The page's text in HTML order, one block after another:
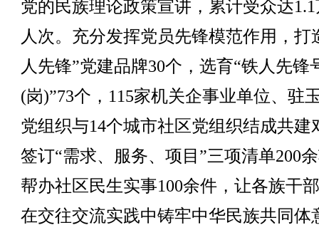
党的民族理论政策宣讲，累计受众达
人次。充分发挥党员先锋模范作用，打
人先锋”党建品牌30个，选育“铁人先锋
(岗)”73个，115家机关企事业单位、驻
党组织与14个城市社区党组织结成共建
签订“需求、服务、项目”三项清单200
帮办社区民生实事100余件，让各族干
在交往交流实践中铸牢中华民族共同体